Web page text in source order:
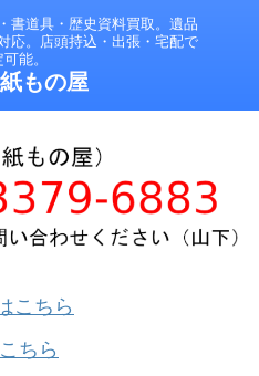
書道具・歴史資料買取。遺品
応。店頭持込・出張・宅配で
能。
もの屋
こちら
ちら